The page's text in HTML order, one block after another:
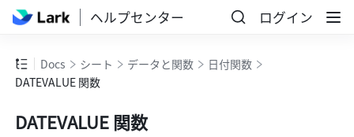
ヘルプセンター ログイン
Docs シート データと関数
日付関数
DATEVALUE 関数
DATEVALUE 関数